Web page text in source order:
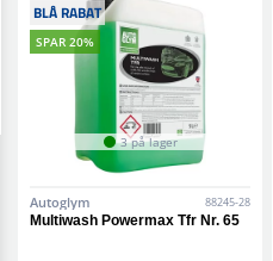
BLÅ RABAT
SPAR 20%
3 på lager
Autoglym 88245-28
Multiwash Powermax Tfr Nr. 65